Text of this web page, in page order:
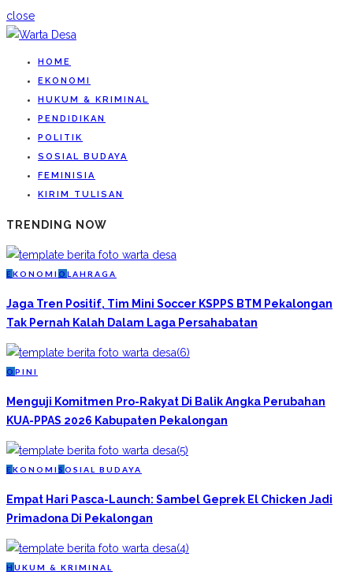
close
HOME
EKONOMI
HUKUM & KRIMINAL
PENDIDIKAN
POLITIK
SOSIAL BUDAYA
FEMINISIA
KIRIM TULISAN
TRENDING NOW
EKONOMI O LAHRAGA
Jaga Tren Positif, Tim Mini Soccer KSPPS BTM Pekalongan
Tak Pernah Kalah Dalam Laga Persahabatan
O PINI
Menguji Komitmen Pro-Rakyat Di Balik Angka Perubahan
KUA-PPAS 2026 Kabupaten Pekalongan
EKONOMI S OSIAL BUDAYA
Empat Hari Pasca-Launch: Sambel Geprek El Chicken Jadi
Primadona Di Pekalongan
H UKUM & KRIMINAL